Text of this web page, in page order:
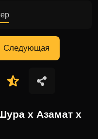
Следующая
x Азамат x